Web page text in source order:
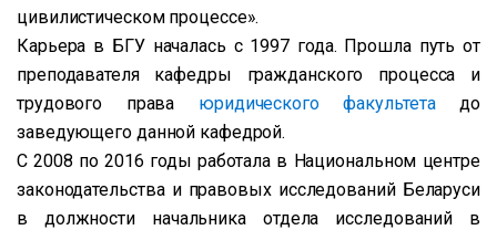
цивилистическом процессе».
Карьера в БГУ началась с 1997 года. Прошла путь от
преподавателя кафедры гражданского процесса и
трудового права юридического факультетадо
заведующего данной кафедрой.
С 2008 по 2016 годы работала в Национальном центре
законодательства и правовых исследований Беларуси
в должности начальника отдела исследований в